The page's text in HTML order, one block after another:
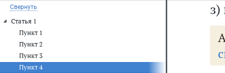
Свернуть
Статья 1
Пункт 1
Пункт 2
Пункт 3
Пункт 4